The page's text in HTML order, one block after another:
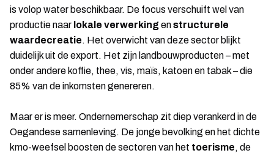
is volop water beschikbaar. De focus verschuift wel van
productie naar lokale verwerkingenstructurele
waardecreatie. Het overwicht van deze sector blijkt
duidelijk uit de export. Het zijn landbouwproducten – met
onder andere koffie, thee, vis, maïs, katoen en tabak – die
85% van de inkomsten genereren.
Maar er is meer. Ondernemerschap zit diep verankerd in de
Oegandese samenleving. De jonge bevolking en het dichte
kmo-weefsel boosten de sectoren van het toerisme, de